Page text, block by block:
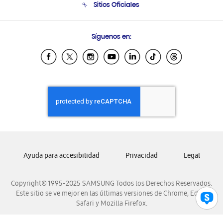
Soporte vía eMail
Sitios Oficiales
Samsung Ecuador
Samsung El Salvador
Samsung Honduras
Samsung Nicaragua
Samsung Panamá
Samsung Venezuela
Síguenos en:
Copyright© 1995-2025 SAMSUNG Todos los Derechos Reservados.
Este sitio se ve mejor en las últimas versiones de Chrome, Edge,
Safari y Mozilla Firefox.
Ayuda para accesibilidad Privacidad Legal